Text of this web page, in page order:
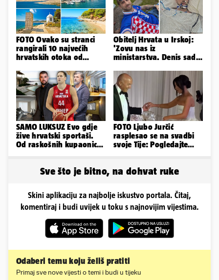
FOTO Ovako su stranci
rangirali 10 najvećih
hrvatskih otoka od
Obitelj Hrvata u Irskoj:
'Zovu nas iz
ministarstva. Denis sada
nas je'
SAMO LUKSUZ Evo gdje
žive hrvatski sportaši.
Od raskošnih kupaonica
FOTO Ljubo Jurčić
rasplesao se na svadbi
svoje Tije: Pogledajte
Sve što je bitno, na dohvat ruke
Skini aplikaciju za najbolje iskustvo portala. Čitaj,
komentiraj i budi uvijek u toku s najnovijim vijestima.
Odaberi temu koju želiš pratiti
Primaj sve nove vijesti o temi i budi u tijeku